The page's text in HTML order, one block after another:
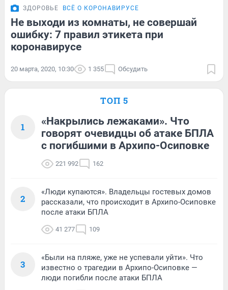
ЗДОРОВЬЕ ВСЁ О КОРОНАВИРУСЕ
Не выходи из комнаты, не совершай
ошибку: 7 правил этикета при
коронавирусе
20 марта, 2020, 10:30 1 355 Обсудить
ТОП 5
1
«Накрылись лежаками». Что
говорят очевидцы об атаке БПЛА
с погибшими в Архипо-Осиповке
221 992 162
2
«Люди купаются». Владельцы гостевых домов
рассказали, что происходит в Архипо-Осиповке
после атаки БПЛА
41 277 109
3
«Были на пляже, уже не успевали уйти». Что
известно о трагедии в Архипо-Осиповке —
люди погибли после атаки БПЛА